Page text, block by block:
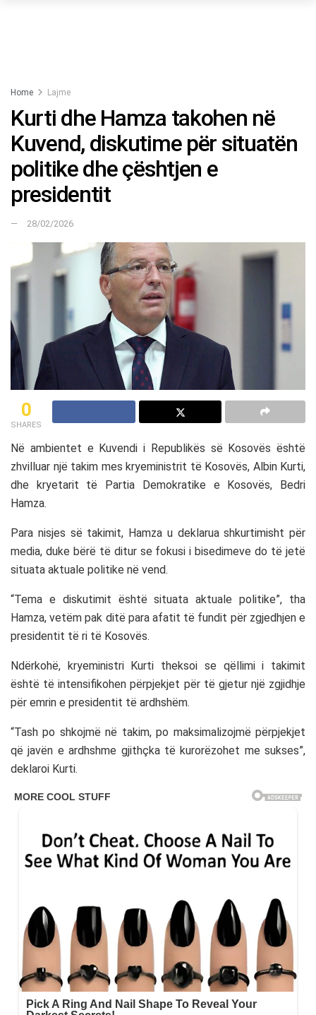
Home Lajme
Kurti dhe Hamza takohen në
Kuvend, diskutime për situatën
politike dhe çështjen e
presidentit
28/02/2026
0
SHARES
Në ambientet e Kuvendi i Republikës së Kosovës është
zhvilluar një takim mes kryeministrit të Kosovës, Albin Kurti,
dhe kryetarit të Partia Demokratike e Kosovës, Bedri
Hamza.
Para nisjes së takimit, Hamza u deklarua shkurtimisht për
media, duke bërë të ditur se fokusi i bisedimeve do të jetë
situata aktuale politike në vend.
“Tema e diskutimit është situata aktuale politike”, tha
Hamza, vetëm pak ditë para afatit të fundit për zgjedhjen e
presidentit të ri të Kosovës.
Ndërkohë, kryeministri Kurti theksoi se qëllimi i takimit
është të intensifikohen përpjekjet për të gjetur një zgjidhje
për emrin e presidentit të ardhshëm.
“Tash po shkojmë në takim, po maksimalizojmë përpjekjet
që javën e ardhshme gjithçka të kurorëzohet me sukses”,
deklaroi Kurti.